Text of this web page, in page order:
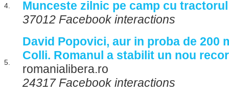
4.
Munceste zilnic pe camp cu tractorul
37012 Facebook interactions
5.
David Popovici, aur in proba de 200
Colli. Romanul a stabilit un nou
romanialibera.ro
24317 Facebook interactions